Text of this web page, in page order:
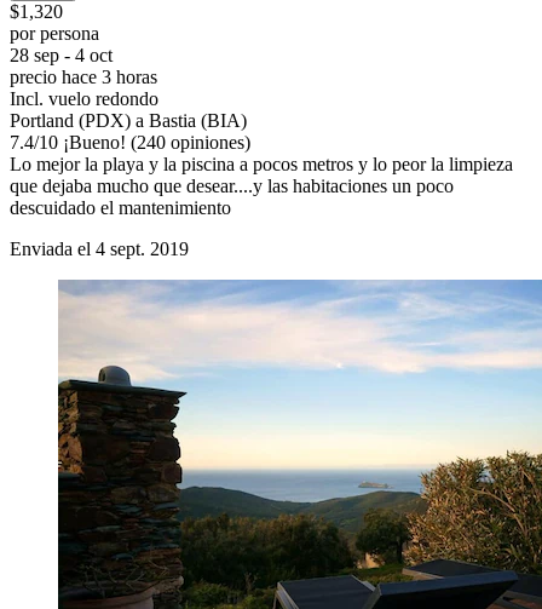
$1,320
por persona
28 sep - 4 oct
precio hace 3 horas
Incl. vuelo redondo
Portland (PDX) a Bastia (BIA)
7.4/10 ¡Bueno! (240 opiniones)
Lo mejor la playa y la piscina a pocos metros y lo peor la limpieza
que dejaba mucho que desear....y las habitaciones un poco
descuidado el mantenimiento
Enviada el 4 sept. 2019